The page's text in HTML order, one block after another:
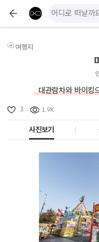
여행지
대관람차와 바이킹
3 1.9K
사진보기